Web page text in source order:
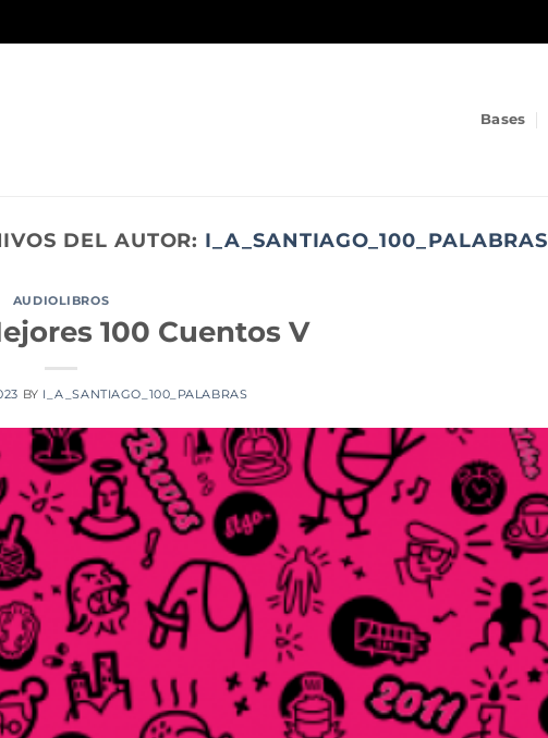
Bases
DEL AUTOR: I_A_SANTIAGO_100_PALABRAS
AUDIOLIBROS
100 Cuentos V
BY I_A_SANTIAGO_100_PALABRAS